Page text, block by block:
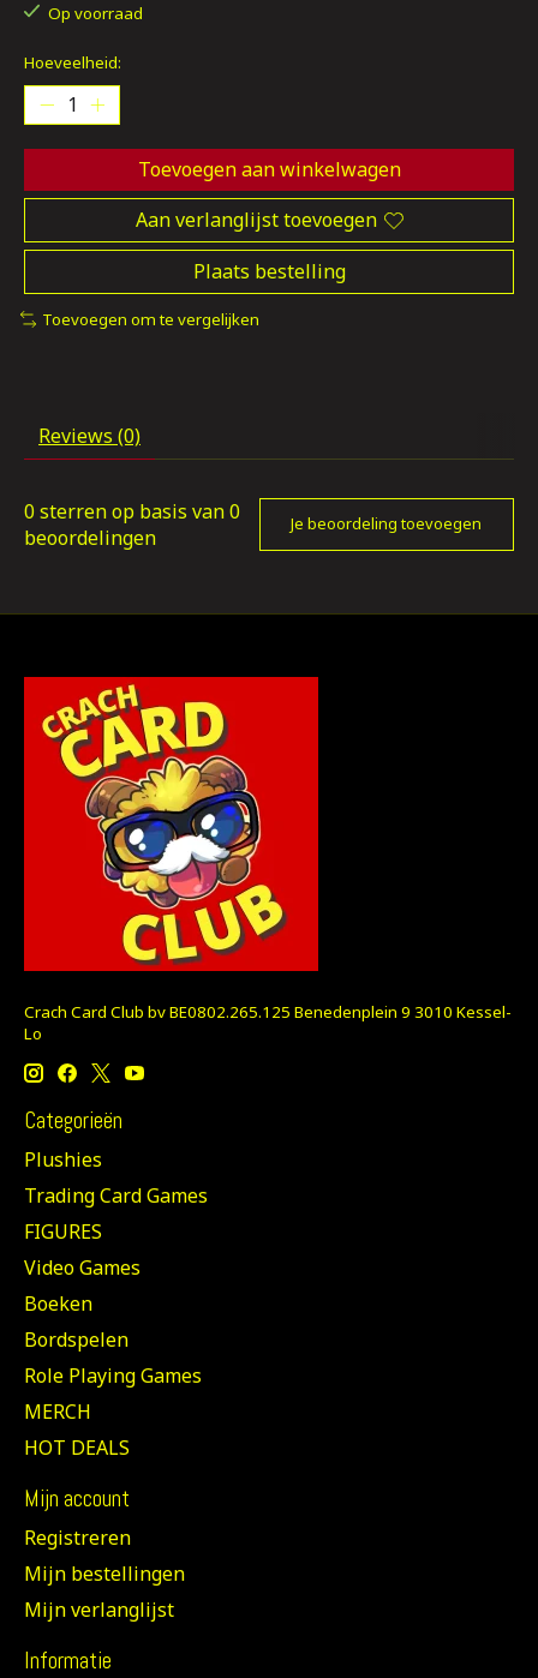
Op voorraad
Hoeveelheid:
Toevoegen aan winkelwagen
Aan verlanglijst toevoegen
Plaats bestelling
Toevoegen om te vergelijken
Reviews (0)
0 sterren op basis van0
beoordelingen
Je beoordeling toevoegen
Crach Card Club bv BE0802.265.125 Benedenplein 9 3010 Kessel-
Lo
Categorieën
Plushies
Trading Card Games
FIGURES
Video Games
Boeken
Bordspelen
Role Playing Games
MERCH
HOT DEALS
Mijn account
Registreren
Mijn bestellingen
Mijn verlanglijst
Informatie